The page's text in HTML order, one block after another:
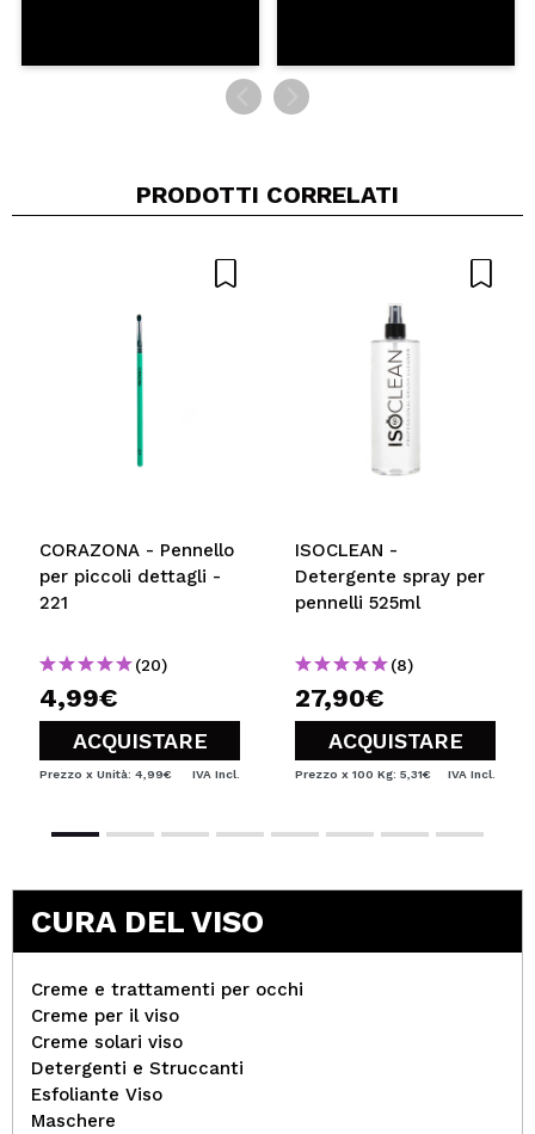
PRODOTTI CORRELATI
CORAZONA - Pennello
per piccoli dettagli -
221
(20)
4,99€
ACQUISTARE
Prezzo x Unità: 4,99€ IVA Incl.
ISOCLEAN -
Detergente spray per
pennelli 525ml
(8)
27,90€
ACQUISTARE
Prezzo x 100 Kg: 5,31€ IVA Incl.
CURA DEL VISO
Creme e trattamenti per occhi
Creme per il viso
Creme solari viso
Detergenti e Struccanti
Esfoliante Viso
Maschere